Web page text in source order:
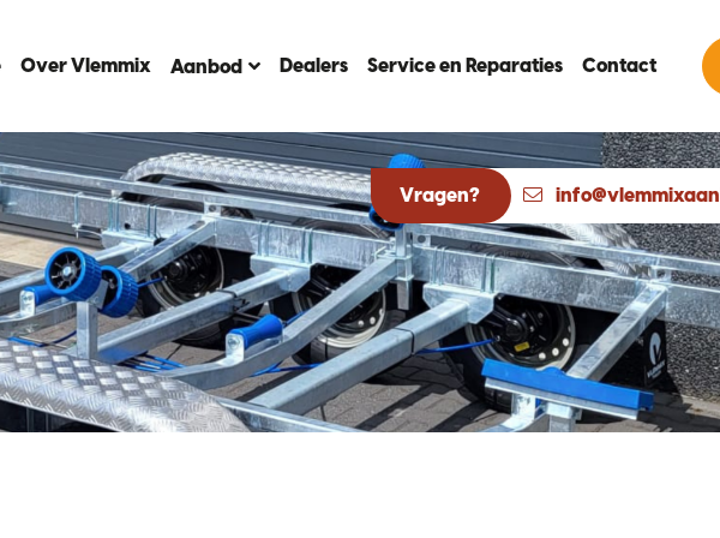
Over Vlemmix Aanbod Dealers Service en Reparaties Contact
Vragen?